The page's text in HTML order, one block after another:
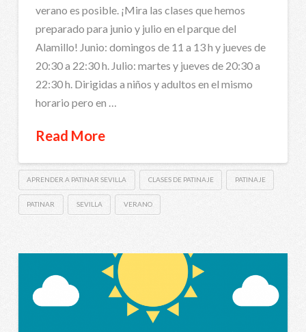
verano es posible. ¡Mira las clases que hemos
preparado para junio y julio en el parque del
Alamillo! Junio: domingos de 11 a 13 h y jueves de
20:30 a 22:30 h. Julio: martes y jueves de 20:30 a
22:30 h. Dirigidas a niños y adultos en el mismo
horario pero en …
Read More
APRENDER A PATINAR SEVILLA CLASES DE PATINAJE PATINAJE
PATINAR SEVILLA VERANO